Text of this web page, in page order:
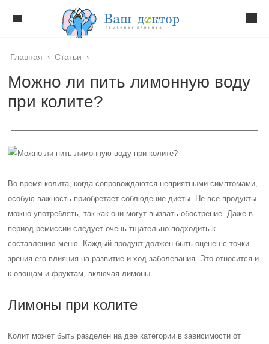
Главная › Статьи ›
Можно ли пить лимонную воду
при колите?
Во время колита, когда сопровождаются неприятными симптомами,
особую важность приобретает соблюдение диеты. Не все продукты
можно употреблять, так как они могут вызвать обострение. Даже в
период ремиссии следует очень тщательно подходить к
составлению меню. Каждый продукт должен быть оценен с точки
зрения его влияния на развитие и ход заболевания. Это относится и
к овощам и фруктам, включая лимоны.
Лимоны при колите
Колит может быть разделен на две категории в зависимости от